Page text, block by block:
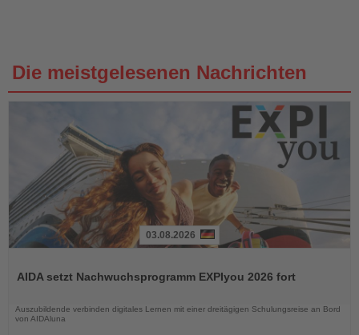
Die meistgelesenen Nachrichten
die
03.08.2026
AIDA setzt Nachwuchsprogramm EXPIyou 2026 fort
Auszubildende verbinden digitales Lernen mit einer dreitägigen Schulungsreise an Bord
von AIDAluna